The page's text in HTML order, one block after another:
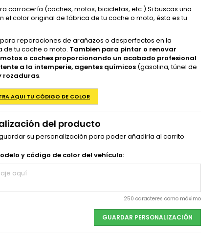
carrocería (coches, motos, bicicletas, etc.).Si buscas una
el color original de fábrica de tu coche o moto, ésta es tu
reparaciones de arañazos o desperfectos en la
de tu coche o moto. Tambien para pintar o renovar
o coches proporcionando un acabado profesional
a la intemperie, agentes químicos (gasolina, túnel de
rozaduras.
AQUI TU CÓDIGO DE COLOR
del producto
su personalización para poder añadirla al carrito
y código de color del vehículo:
250 caracteres como máximo
GUARDAR PERSONALIZACIÓN